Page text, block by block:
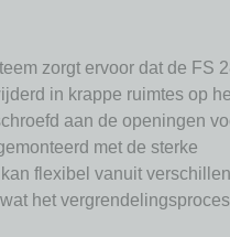
zorgt ervoor dat de FS
in krappe ruimtes op
aan de openingen
met de sterke
flexibel vanuit
het vergrendelingsproces